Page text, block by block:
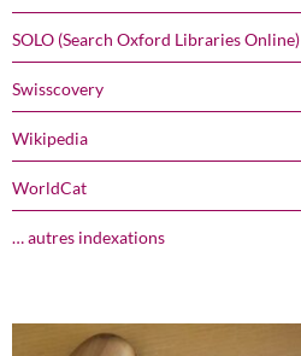
SOLO (Search Oxford Libraries Online)
Swisscovery
Wikipedia
WorldCat
… autres indexations